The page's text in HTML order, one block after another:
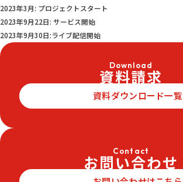
2023年3月: プロジェクトスタート
2023年9月22日: サービス開始
2023年9月30日:ライブ配信開始
Download
資料請求
資料ダウンロード一覧
Contact
お問い合わせ